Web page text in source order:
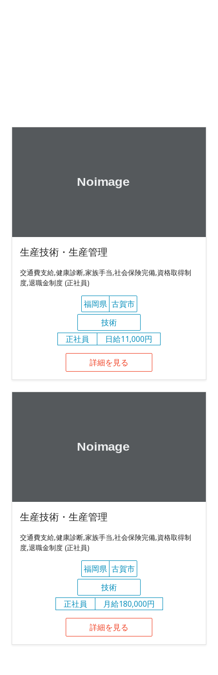
生産技術・生産管理
交通費支給,健康診断,家族手当,社会保険完備,資格取得制
度,退職金制度 (正社員)
福岡県 古賀市
技術
正社員
日給11,000円
詳細を見る
生産技術・生産管理
交通費支給,健康診断,家族手当,社会保険完備,資格取得制
度,退職金制度 (正社員)
福岡県 古賀市
技術
正社員
月給180,000円
詳細を見る